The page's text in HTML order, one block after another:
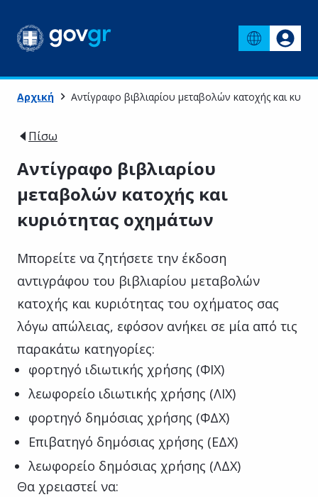
Αρχική Αντίγραφο βιβλιαρίου μεταβολών κατοχής και
Πίσω
Αντίγραφο βιβλιαρίου
μεταβολών κατοχής και
κυριότητας οχημάτων
Μπορείτε να ζητήσετε την έκδοση
αντιγράφου του βιβλιαρίου μεταβολών
κατοχής και κυριότητας του οχήματος σας
λόγω απώλειας, εφόσον ανήκει σε μία από τις
παρακάτω κατηγορίες:
φορτηγό ιδιωτικής χρήσης (ΦΙΧ)
λεωφορείο ιδιωτικής χρήσης (ΛΙΧ)
φορτηγό δημόσιας χρήσης (ΦΔΧ)
Επιβατηγό δημόσιας χρήσης (ΕΔΧ)
λεωφορείο δημόσιας χρήσης (ΛΔΧ)
Θα χρειαστεί να: